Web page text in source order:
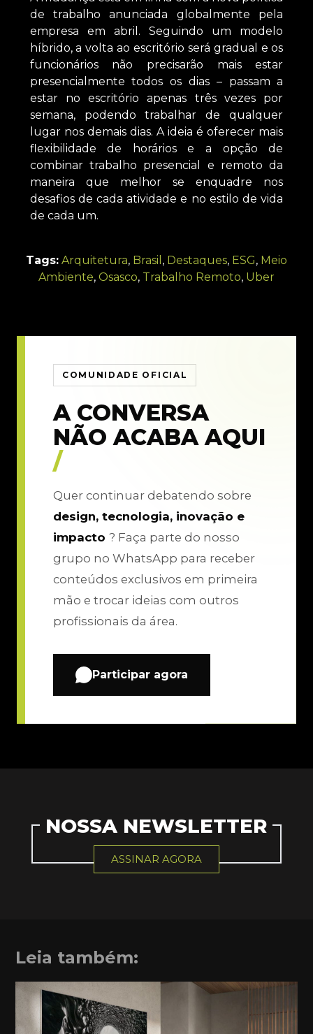
de trabalho anunciada globalmente pela
empresa em abril. Seguindo um modelo
híbrido, a volta ao escritório será gradual e os
funcionários não precisarão mais estar
presencialmente todos os dias – passam a
estar no escritório apenas três vezes por
semana, podendo trabalhar de qualquer
lugar nos demais dias. A ideia é oferecer mais
flexibilidade de horários e a opção de
combinar trabalho presencial e remoto da
maneira que melhor se enquadre nos
desafios de cada atividade e no estilo de vida
de cada um.
Tags: Arquitetura, Brasil , Destaques, ESG, Meio
Ambiente, Osasco, Trabalho Remoto, Uber
COMUNIDADE OFICIAL
A CONVERSA
NÃO ACABA AQUI
/
Quer continuar debatendo sobre
design, tecnologia, inovação e
impacto ? Faça parte do nosso
grupo no WhatsApp para receber
conteúdos exclusivos em primeira
mão e trocar ideias com outros
profissionais da área.
Participar agora
NOSSA NEWSLETTER
ASSINAR AGORA
Leia também: